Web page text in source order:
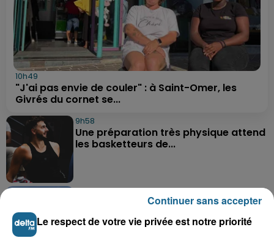
10h49
"J'ai pas envie de couler" : à Saint-Omer, les
Givrés du cornet se...
9h58
Une préparation très physique attend
les basketteurs de...
9h26
Des super-héros dans le ciel de
Grand-Fort-Philippe
Le respect de votre vie privée est notre priorité
Continuer sans accepter